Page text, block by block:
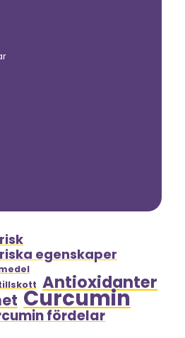
egenskaper
Antioxidanter
Curcumin
fördelar